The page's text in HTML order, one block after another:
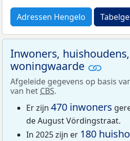
Adressen Hengelo
Inwoners,
woningwaarde
Afgeleide gegevens op basis
van het CBS.
Er zijn 470 inwoners
de August Vördingstraat.
In 2025 zijn er 180